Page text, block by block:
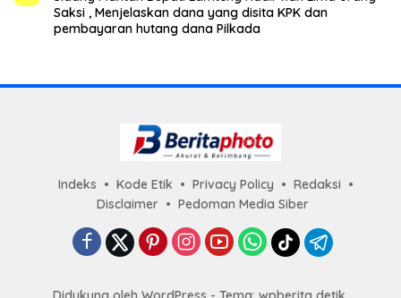
Saksi , Menjelaskan dana yang disita KPK dan
pembayaran hutang dana Pilkada
Indeks Kode Etik Privacy Policy
Redaksi
Disclaimer
Pedoman Media Siber